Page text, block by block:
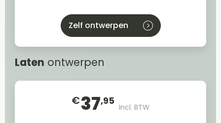
Zelf ontwerpen
Laten ontwerpen
€37,95
Incl. BTW